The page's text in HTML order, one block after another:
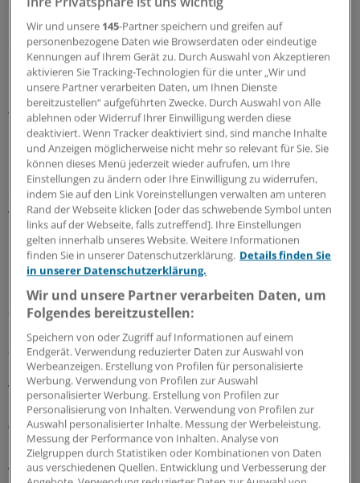
kritisieren: Zehn von 2000 Frauen, die zehn Jahre an
einem Screening teilnehmen, würden unnötig operiert,
bestrahlt oder erhalten eine Chemotherapie.
Ein weiteres Ergebnis neuerer Studien ist auch, dass die
Teilnahme am Screening die altersbezogene
Gesamtmortalität offenbar nicht beeinflusst.
Das heißt: Die Zahl der Frauen, die an Brustkrebs
sterben, kann durch das Screening reduziert werden —
wie stark, ist auch unter Experten umstritten. Nur: Die
"geretteten" Frauen sterben dann an anderen
Karzinomen oder an anderen Krankheiten.
Im Februar stellten Professor emeritus Anthony Miller
aus Kanada und Kollegen fest: Regelmäßiges
Mammografie-Screening reduziert zumindest Frauen
zwischen 40 und 59 Jahren nicht die Brustkrebs-
Mortalität im Vergleich zu anderen Untersuchungen,
vorausgesetzt, im Falle eines Falles stehen betroffenen
Frauen kostenfreie adjuvante Therapien zur Verfügung
(
BMJ 2014; 348: g366).
Allerdings sind diese Ergebnisse nicht ohne Weiteres auf
Wir und unsere 145-Partner speichern und greifen auf
personenbezogene Daten wie Browserdaten oder eindeutige
Kennungen auf Ihrem Gerät zu. Durch Auswahl von Akzeptieren
aktivieren Sie Tracking-Technologien für die unter „Wir und
unsere Partner verarbeiten Daten, um Ihnen Dienste
bereitzustellen“ aufgeführten Zwecke. Durch Auswahl von Alle
ablehnen oder Widerruf Ihrer Einwilligung werden diese
deaktiviert. Wenn Tracker deaktiviert sind, sind manche Inhalte
und Anzeigen möglicherweise nicht mehr so relevant für Sie. Sie
können dieses Menü jederzeit wieder aufrufen, um Ihre
Einstellungen zu ändern oder Ihre Einwilligung zu widerrufen,
indem Sie auf den Link Voreinstellungen verwalten am unteren
Rand der Webseite klicken [oder das schwebende Symbol unten
links auf der Webseite, falls zutreffend]. Ihre Einstellungen
gelten innerhalb unseres Website. Weitere Informationen
finden Sie in unserer Datenschutzerklärung. Details finden Sie
in unserer Datenschutzerklärung.
Wir und unsere Partner verarbeiten Daten, um
Folgendes bereitzustellen:
Speichern von oder Zugriff auf Informationen auf einem
Endgerät. Verwendung reduzierter Daten zur Auswahl von
Werbeanzeigen. Erstellung von Profilen für personalisierte
Werbung. Verwendung von Profilen zur Auswahl
personalisierter Werbung. Erstellung von Profilen zur
Personalisierung von Inhalten. Verwendung von Profilen zur
Auswahl personalisierter Inhalte. Messung der Werbeleistung.
Messung der Performance von Inhalten. Analyse von
Zielgruppen durch Statistiken oder Kombinationen von Daten
aus verschiedenen Quellen. Entwicklung und Verbesserung der